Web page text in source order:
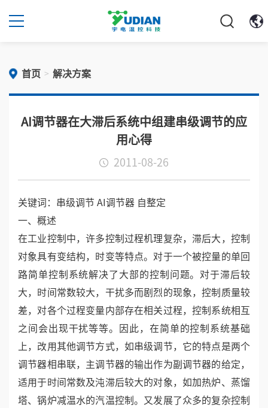
首页 > 解决方案
AI调节器在大滞后系统中组建串级调节的应
用心得
2011-08-26
关键词：串级调节 AI调节器 自整定
一、概述
在工业控制中，许多控制过程机理复杂，滞后大，控制
对象具有变结构，时变等特点。对于一个被控量的单回
路简单控制系统解决了大部的控制问题。对于滞后较
大，时间常数较大，干扰多而剧烈的现象，控制质量较
差，对各个过程变量内部存在相关过程，控制系统相互
之间会出现干扰等等。因此，在简单的控制系统基础
上，改用其他调节方式，如串级调节，它的特点是两个
调节器相串联，主调节器的输出作为副调节器的给定，
适用于时间常数及沌滞后较大的对象，如加热炉、蒸馏
塔、锅炉减温水的汽温控制。又发展了众多的复杂控制